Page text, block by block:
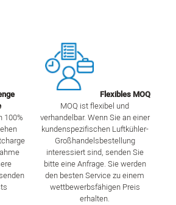
100%
Flexibles MOQ
MOQ ist flexibel und
verhandelbar. Wenn Sie an einer
kundenspezifischen Luftkühler-
Großhandelsbestellung
interessiert sind, senden Sie
bitte eine Anfrage. Sie werden
den besten Service zu einem
wettbewerbsfähigen Preis
erhalten.